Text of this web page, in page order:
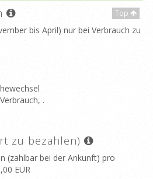
Top
bis April) nur bei Verbrauch zu
.
zu bezahlen)
(zahlbar bei der Ankunft) pro
EUR